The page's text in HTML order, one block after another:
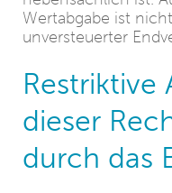
Wertabgabe ist
unversteuerter
Restriktive
dieser
durch das